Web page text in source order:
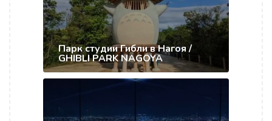
Парк студии Гибли в Нагоя /
GHIBLI PARK NAGOYA